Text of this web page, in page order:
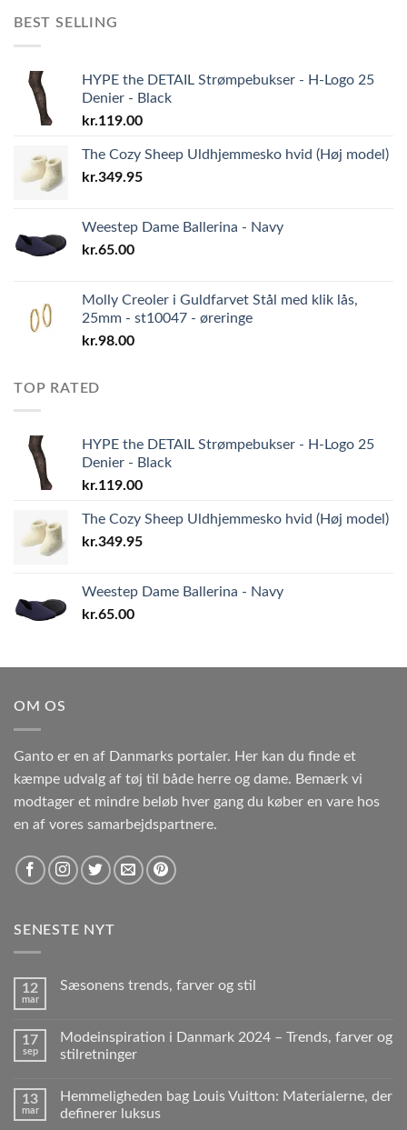
BEST SELLING
HYPE the DETAIL Strømpebukser - H-Logo 25
Denier - Black
kr.119.00
The Cozy Sheep Uldhjemmesko hvid (Høj model)
kr.349.95
Weestep Dame Ballerina - Navy
kr.65.00
Molly Creoler i Guldfarvet Stål med klik lås,
25mm - st10047 - øreringe
kr.98.00
TOP RATED
HYPE the DETAIL Strømpebukser - H-Logo 25
Denier - Black
kr.119.00
The Cozy Sheep Uldhjemmesko hvid (Høj model)
kr.349.95
Weestep Dame Ballerina - Navy
kr.65.00
OM OS
Ganto er en af Danmarks portaler. Her kan du finde et
kæmpe udvalg af tøj til både herre og dame. Bemærk vi
modtager et mindre beløb hver gang du køber en vare hos
en af vores samarbejdspartnere.
SENESTE NYT
12
mar
Sæsonens trends, farver og stil
17
sep
Modeinspiration i Danmark 2024 – Trends, farver og
stilretninger
13
mar
Hemmeligheden bag Louis Vuitton: Materialerne, der
definerer luksus